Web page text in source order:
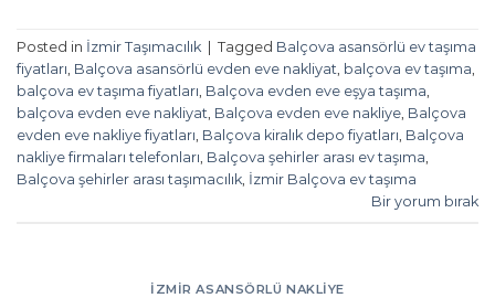
Posted in İzmir Taşımacılık Tagged Balçova asansörlü ev taşıma
fiyatları, Balçova asansörlü evden eve nakliyat, balçova ev taşıma,
balçova ev taşıma fiyatları, Balçova evden eve eşya taşıma,
balçova evden eve nakliyat, Balçova evden eve nakliye, Balçova
evden eve nakliye fiyatları, Balçova kiralık depo fiyatları, Balçova
nakliye firmaları telefonları, Balçova şehirler arası ev taşıma,
Balçova şehirler arası taşımacılık, İzmir Balçova ev taşıma
Bir yorum bırak
İZMIR ASANSÖRLÜ NAKLIYE